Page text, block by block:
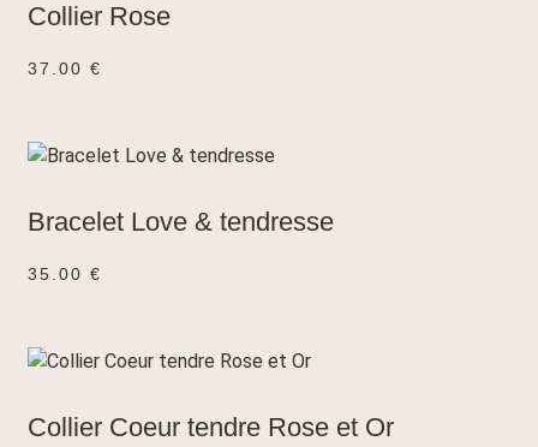
Collier Rose
37.00€
Bracelet Love & tendresse
35.00€
Collier Coeur tendre Rose et Or